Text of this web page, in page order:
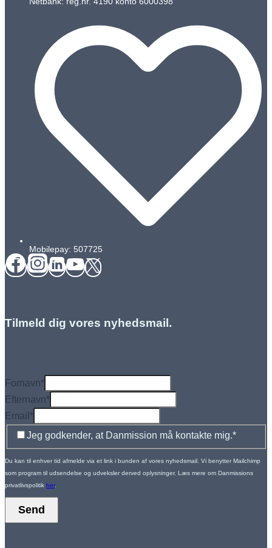
Mobilepay: 507725
Tilmeld dig vores nyhedsmail.
Fornavn*
Efternavn*
Email *
Jeg godkender, at Danmission må kontakte mig.*
Du kan til enhver tid afmelde via et link i bunden af vores nyhedsmail. Vi benytter Mailchimp
som program til udsendelse og udveksler derved oplysninger. Læs mere om Danmissions
privatlivspolitik her.
Send